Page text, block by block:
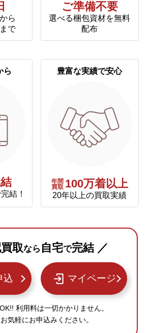
ら
で
ご準備不要
選べる梱包資材を無料
配布
ら
結！
豊富な実績で安心
年間
買取 100万着以上
20年以上の買取実績
取なら 自宅で完結 ／
込 マイページ
利用料は一切かかりません。
気軽にお申込みください。